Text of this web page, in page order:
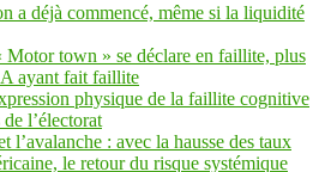
a déjà commencé, même si la liquidité
town » se déclare en faillite, plus
ayant fait faillite
physique de la faillite cognitive
l’électorat
l’avalanche : avec la hausse des taux
le retour du risque systémique